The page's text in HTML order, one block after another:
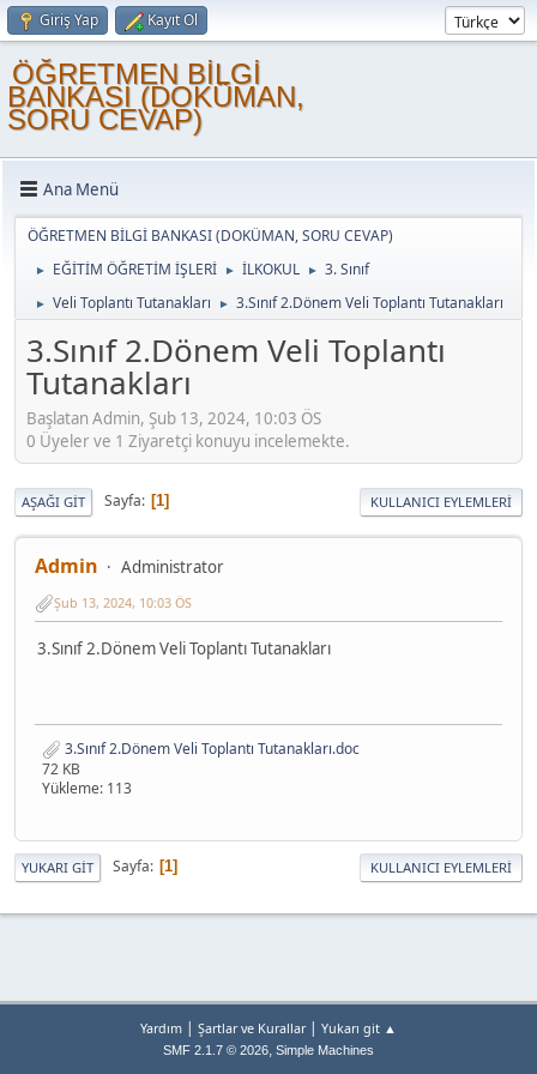
Giriş Yap Kayıt Ol
ÖĞRETMEN BİLGİ
BANKASI (DOKÜMAN,
SORU CEVAP)
Ana Menü
ÖĞRETMEN BİLGİ BANKASI (DOKÜMAN, SORU CEVAP)
► EĞİTİM ÖĞRETİM İŞLERİ ► İLKOKUL ► 3. Sınıf
► Veli Toplantı Tutanakları ► 3.Sınıf 2.Dönem Veli Toplantı Tutanakları
3.Sınıf 2.Dönem Veli Toplantı
Tutanakları
Başlatan Admin, Şub 13, 2024, 10:03 ÖS
0 Üyeler ve 1 Ziyaretçi konuyu incelemekte.
AŞAĞI GIT Sayfa 1 KULLANICI EYLEMLERI
Admin Administrator
Şub 13, 2024, 10:03 ÖS
3.Sınıf 2.Dönem Veli Toplantı Tutanakları
3.Sınıf 2.Dönem Veli Toplantı Tutanakları.doc
72 KB
Yükleme: 113
YUKARI GIT Sayfa 1 KULLANICI EYLEMLERI
Yardım | Şartlar ve Kurallar| Yukarı git ▲
SMF 2.1.7 © 2026, Simple Machines